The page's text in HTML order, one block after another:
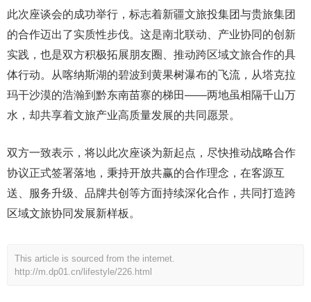
此次座谈会的成功举行，标志着新疆文旅投集团与贵旅集团
的合作迈出了实质性步伐。这是南北联动、产业协同的创新
实践，也是双方积极拓展朋友圈、推动跨区域文旅合作的具
体行动。从喀纳斯湖的碧波到黄果树瀑布的飞流，从塔克拉
玛干沙漠的浩瀚到黔东南苗寨的梯田——两地虽相隔千山万
水，却共享着文旅产业高质量发展的共同愿景。
双方一致表示，将以此次座谈为新起点，尽快推动战略合作
协议正式签署落地，秉持开放共赢的合作理念，在客源互
送、服务升级、品牌共创等方面持续深化合作，共同打造跨
区域文旅协同发展新样板。
This article is sourced from the internet.
http://m.dp01.cn/lifestyle/226.html